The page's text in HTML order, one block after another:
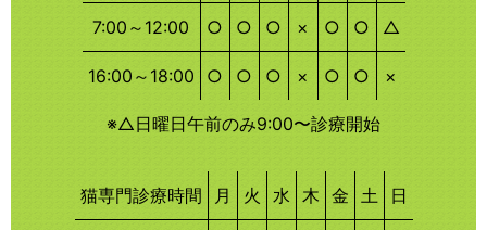
7:00～12:00 ○ ○ ○ × ○ ○ △
16:00～18:00 ○ ○ ○ × ○ ○ ×
※△日曜日午前のみ9:00〜診療開始
猫専門診療時間 月 火 水 木 金 土 日